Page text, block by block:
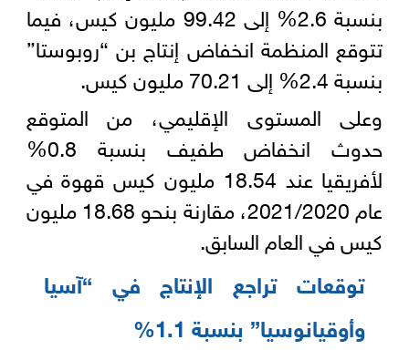
بنسبة 2.6% إلى 99.42 مليون كيس، فيما
تتوقع المنظمة انخفاض إنتاج بن “روبوستا”
بنسبة 2.4% إلى 70.21 مليون كيس.
وعلى المستوى الإقليمي، من المتوقع
حدوث انخفاض طفيف بنسبة 0.8%
لأفريقيا عند 18.54 مليون كيس قهوة في
عام 2021/2020، مقارنة بنحو 18.68 مليون
كيس في العام السابق.
توقعات تراجع الإنتاج في “آسيا
وأوقيانوسيا” بنسبة 1.1%